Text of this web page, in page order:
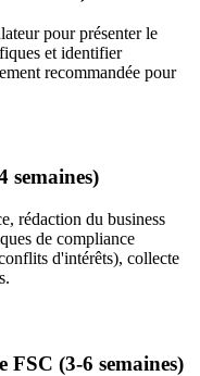
pour présenter le
et identifier
recommandée pour
semaines)
rédaction du business
de compliance
d'intérêts), collecte
FSC (3-6 semaines)